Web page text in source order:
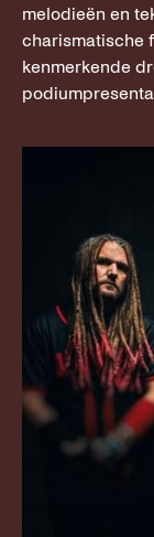
melodieën en
charismatische
kenmerkende